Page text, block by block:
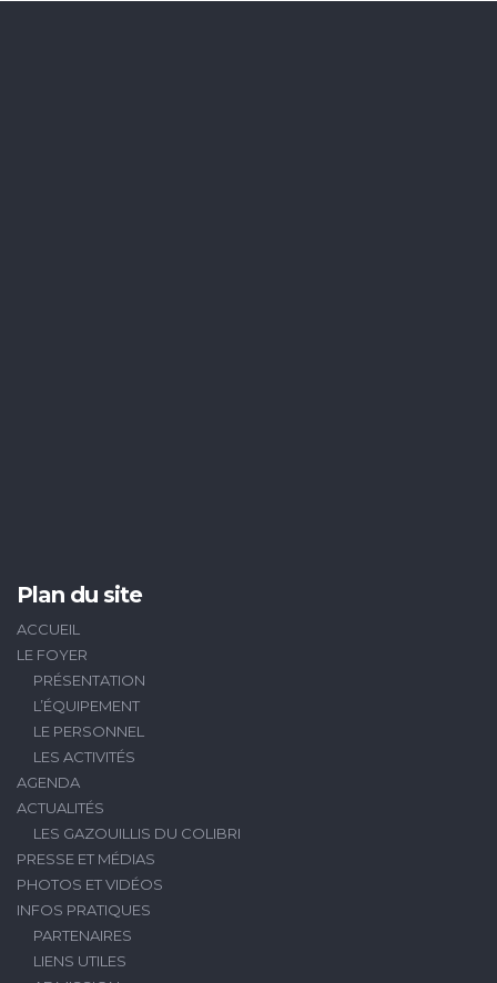
Plan du site
ACCUEIL
LE FOYER
PRÉSENTATION
L’ÉQUIPEMENT
LE PERSONNEL
LES ACTIVITÉS
AGENDA
ACTUALITÉS
LES GAZOUILLIS DU COLIBRI
PRESSE ET MÉDIAS
PHOTOS ET VIDÉOS
INFOS PRATIQUES
PARTENAIRES
LIENS UTILES